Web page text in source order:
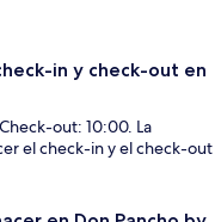
in y check-out en
out: 10:00. La
el check-in y el check-out